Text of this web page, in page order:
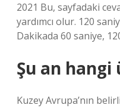
2021 Bu, sayfadaki
yardımcı olur. 120
Dakikada 60 saniye,
Şu an hangi
Kuzey Avrupa’nın